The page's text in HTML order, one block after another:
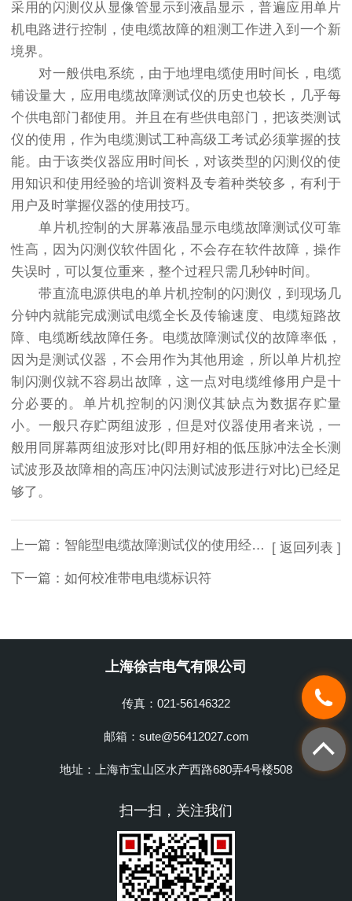
采用的闪测仪从显像管显示到液晶显示，普遍应用单片
机电路进行控制，使电缆故障的粗测工作进入到一个新
境界。
对一般供电系统，由于地埋电缆使用时间长，电缆
铺设量大，应用电缆故障测试仪的历史也较长，几乎每
个供电部门都使用。并且在有些供电部门，把该类测试
仪的使用，作为电缆测试工种高级工考试必须掌握的技
能。由于该类仪器应用时间长，对该类型的闪测仪的使
用知识和使用经验的培训资料及专着种类较多，有利于
用户及时掌握仪器的使用技巧。
单片机控制的大屏幕液晶显示电缆故障测试仪可靠
性高，因为闪测仪软件固化，不会存在软件故障，操作
失误时，可以复位重来，整个过程只需几秒钟时间。
带直流电源供电的单片机控制的闪测仪，到现场几
分钟内就能完成测试电缆全长及传输速度、电缆短路故
障、电缆断线故障任务。电缆故障测试仪的故障率低，
因为是测试仪器，不会用作为其他用途，所以单片机控
制闪测仪就不容易出故障，这一点对电缆维修用户是十
分必要的。单片机控制的闪测仪其缺点为数据存贮量
小。一般只存贮两组波形，但是对仪器使用者来说，一
般用同屏幕两组波形对比(即用好相的低压脉冲法全长测
试波形及故障相的高压冲闪法测试波形进行对比)已经足
够了。
上一篇： 智能型电缆故障测试仪的使用经验分享
下一篇： 如何校准带电电缆标识符
[ 返回列表 ]
上海徐吉电气有限公司
传真：021-56146322
邮箱：sute@56412027.com
地址：上海市宝山区水产西路680弄4号楼508
扫一扫，关注我们